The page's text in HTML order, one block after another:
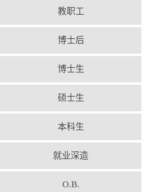
教职工
博士后
博士生
硕士生
本科生
就业深造
O.B.